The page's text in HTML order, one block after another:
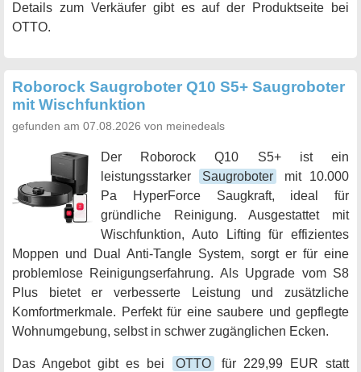
Details zum Verkäufer gibt es auf der Produktseite bei
OTTO.
Roborock Saugroboter Q10 S5+ Saugroboter
mit Wischfunktion
gefunden am 07.08.2026 von meinedeals
Der Roborock Q10 S5+ ist ein
leistungsstarker
Saugroboter
mit 10.000
Pa HyperForce Saugkraft, ideal für
gründliche Reinigung. Ausgestattet mit
Wischfunktion, Auto Lifting für effizientes
Moppen und Dual Anti-Tangle System, sorgt er für eine
problemlose Reinigungserfahrung. Als Upgrade vom S8
Plus bietet er verbesserte Leistung und zusätzliche
Komfortmerkmale. Perfekt für eine saubere und gepflegte
Wohnumgebung, selbst in schwer zugänglichen Ecken.
Das Angebot gibt es bei OTTO
für 229,99 EUR statt